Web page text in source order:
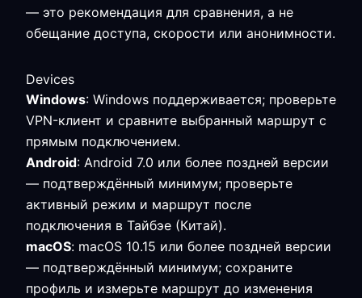
— это рекомендация для сравнения, а не
обещание доступа, скорости или анонимности.
Devices
Windows: Windows поддерживается; проверьте
VPN-клиент и сравните выбранный маршрут с
прямым подключением.
Android: Android 7.0 или более поздней версии
— подтверждённый минимум; проверьте
активный режим и маршрут после
подключения в Тайбэе (Китай).
macOS: macOS 10.15 или более поздней версии
— подтверждённый минимум; сохраните
профиль и измерьте маршрут до изменения